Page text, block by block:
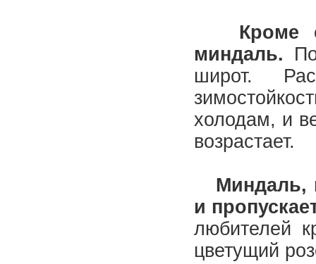
Кроме
миндаль.
широт.
холодам, и
возрастает.
Миндаль,
и
любителей
цветущий